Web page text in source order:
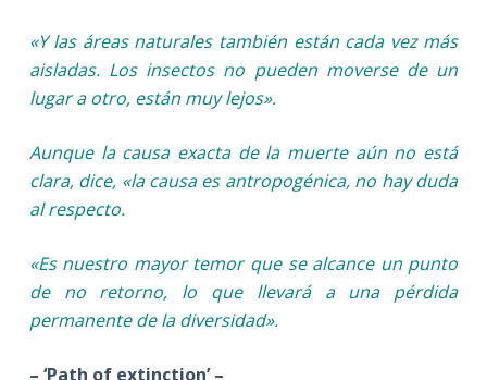
«Y las áreas naturales también están cada vez más
aisladas. Los insectos no pueden moverse de un
lugar a otro,están muy lejos».
Aunque la causa exacta de la muerte aún no está
clara, dice, «la causa es antropogénica, no hay duda
al respecto.
«Es nuestro mayor temor que se alcance un punto
de no retorno, lo que llevará a una pérdida
permanente de la diversidad».
– ‘Path of extinction’ –